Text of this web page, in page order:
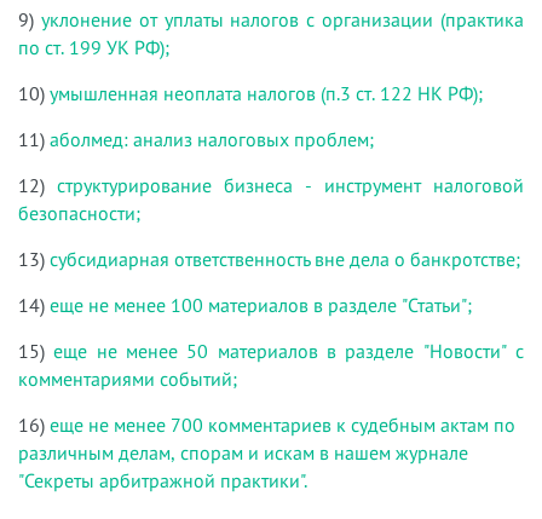
9) уклонение от уплаты налогов с организации (практика
по ст. 199 УК РФ);
10) умышленная неоплата налогов (п.3 ст. 122 НК РФ);
11) аболмед: анализ налоговых проблем;
12) структурирование бизнеса - инструмент налоговой
безопасности;
13) субсидиарная ответственность вне дела о банкротстве;
14) еще не менее 100 материалов в разделе "Статьи";
15)еще не менее 50 материалов в разделе "Новости" с
комментариями событий;
16) еще не менее 700 комментариев к судебным актам по
различным делам, спорам и искам в нашем журнале
"Секреты арбитражной практики".